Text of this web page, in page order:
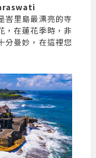
峇里島最漂亮的寺
，在蓮花季時，非
分曼妙，在這裡您